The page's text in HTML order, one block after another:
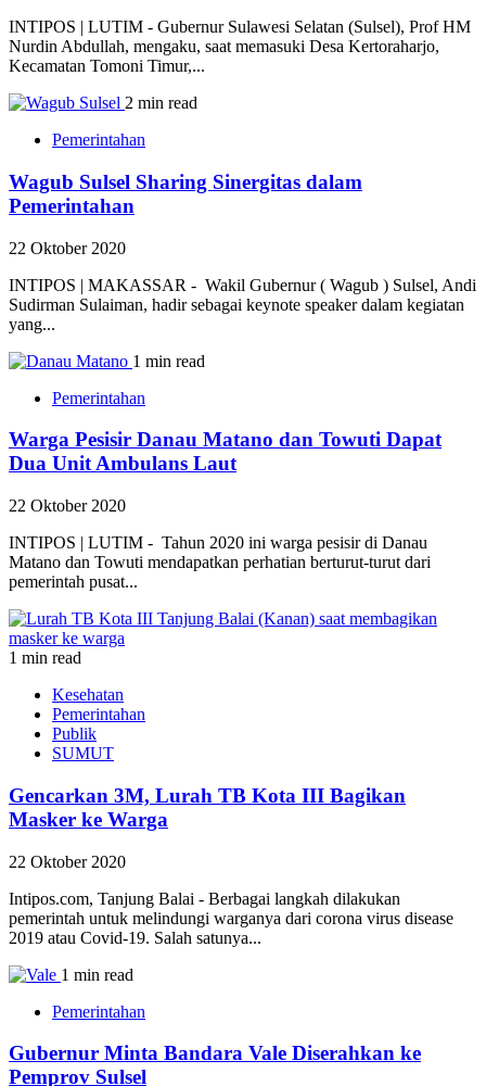
INTIPOS | LUTIM - Gubernur Sulawesi Selatan (Sulsel), Prof HM
Nurdin Abdullah, mengaku, saat memasuki Desa Kertoraharjo,
Kecamatan Tomoni Timur,...
2 min read
Pemerintahan
Wagub Sulsel Sharing Sinergitas dalam
Pemerintahan
22 Oktober 2020
INTIPOS | MAKASSAR - Wakil Gubernur ( Wagub ) Sulsel, Andi
Sudirman Sulaiman, hadir sebagai keynote speaker dalam kegiatan
yang...
1 min read
Pemerintahan
Warga Pesisir Danau Matano dan Towuti Dapat
Dua Unit Ambulans Laut
22 Oktober 2020
INTIPOS | LUTIM - Tahun 2020 ini warga pesisir di Danau
Matano dan Towuti mendapatkan perhatian berturut-turut dari
pemerintah pusat...
1 min read
Kesehatan
Pemerintahan
Publik
SUMUT
Gencarkan 3M, Lurah TB Kota III Bagikan
Masker ke Warga
22 Oktober 2020
Intipos.com, Tanjung Balai - Berbagai langkah dilakukan
pemerintah untuk melindungi warganya dari corona virus disease
2019 atau Covid-19. Salah satunya...
1 min read
Pemerintahan
Gubernur Minta Bandara Vale Diserahkan ke
Pemprov Sulsel